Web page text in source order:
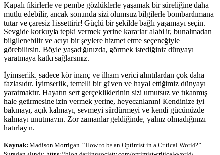
Kapalı fikirlerle ve pembe gözlüklerle yaşamak bir süreliğine daha
mutlu edebilir, ancak sonunda sizi olumsuz bilgilerle bombardımana
tutar ve çaresiz hissettirir! Güçlü bir şekilde bağlı yaşamayı seçin.
Sevgide korkuyla tepki vermek yerine kararlar alabilir, bunalmadan
bilgilenebilir ve acıyı bir şeylere hizmet etme seçeneğiyle
görebilirsin. Böyle yaşadığınızda, görmek istediğiniz dünyayı
yaratmaya katkı sağlarsınız.
İyimserlik, sadece kör inanç ve ilham verici alıntılardan çok daha
fazlasıdır. İyimserlik, temelli bir güven ve hayal ettiğimiz dünyayı
yaratmaktır. Hayatın sert gerçekliklerinin sizi umutsuz ve tıkanmış
hale getirmesine izin vermek yerine, heyecanlanın! Kendinize iyi
bakmayı, açık kalmayı, sevmeyi sürdürmeyi ve kendi gücünüzde
kalmayı unutmayın. Zor zamanlar geldiğinde, yalnız olmadığınızı
hatırlayın.
Kaynak: Madison Morrigan. “How to be an Optimist in a Critical World?”.